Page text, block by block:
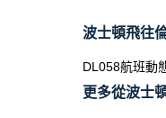
波士頓飛往
DL058航班動
更多從波士